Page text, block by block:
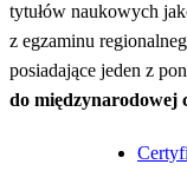
tytułów naukowych
z egzaminu
posiadające jeden z
do międzynarodowej